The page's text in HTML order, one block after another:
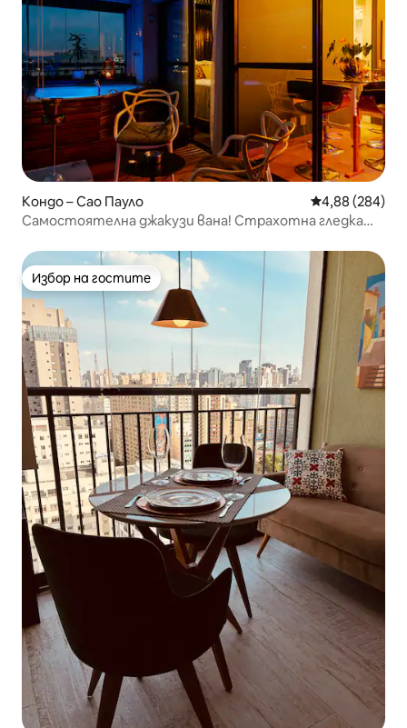
Кондо – Сао Пауло Средна
4,88 (284)
Самостоятелна джакузи вана! Страхотна гледка
Избор на гостите
Избор на гостите